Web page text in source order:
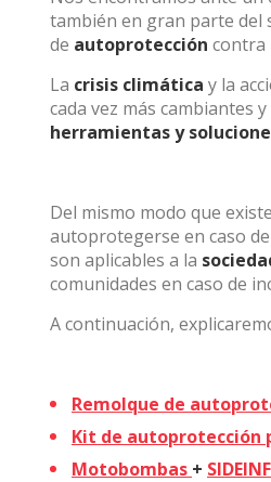
también en gran parte del
de autoprotección contra
La crisis climática y la
cada vez más cambiantes
herramientas y
Del mismo modo que
autoprotegerse en caso
son aplicables a la
comunidades en caso de
A continuación,
Remolque de
Kit de autoprotección
Motobombas +
sitio web.
medición
los
que hacen
Estas
elecciones
en el sitio
usuario.